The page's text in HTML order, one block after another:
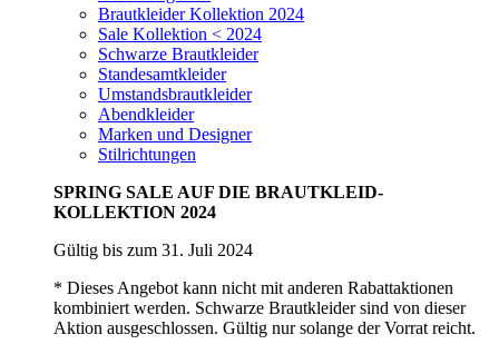
Brautkleider Kollektion 2024
Sale Kollektion < 2024
Schwarze Brautkleider
Standesamtkleider
Umstandsbrautkleider
Abendkleider
Marken und Designer
Stilrichtungen
SPRING SALE AUF DIE BRAUTKLEID-
KOLLEKTION 2024
Gültig bis zum 31. Juli 2024
* Dieses Angebot kann nicht mit anderen Rabattaktionen
kombiniert werden. Schwarze Brautkleider sind von dieser
Aktion ausgeschlossen. Gültig nur solange der Vorrat reicht.